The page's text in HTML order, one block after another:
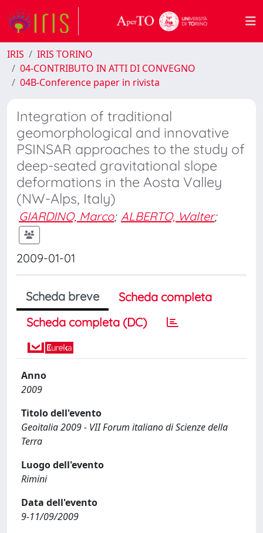
IRIS
IRIS TORINO
04-CONTRIBUTO IN ATTI DI CONVEGNO
04B-Conference paper in rivista
Integration of traditional
geomorphological and innovative
PSINSAR approaches to the study of
deep-seated gravitational slope
deformations in the Aosta Valley
(NW-Alps, Italy)
GIARDINO, Marco; ALBERTO, Walter;
2009-01-01
Scheda breve
Scheda completa
Scheda completa (DC)
Anno
2009
Titolo dell'evento
Geoitalia 2009 - VII Forum italiano di Scienze della
Terra
Luogo dell'evento
Rimini
Data dell'evento
9-11/09/2009